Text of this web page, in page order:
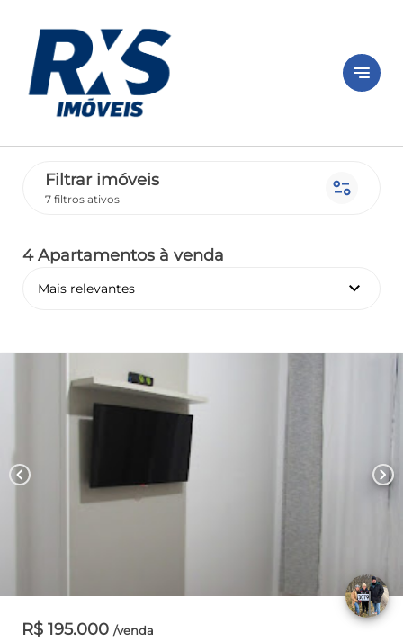
notes
Filtrar imóveis
7 filtros ativos page_info
4 Apartamentos à venda
Mais relevantes keyboard_arrow_down
chevron_left chevron_right
R$ 195.000 /venda